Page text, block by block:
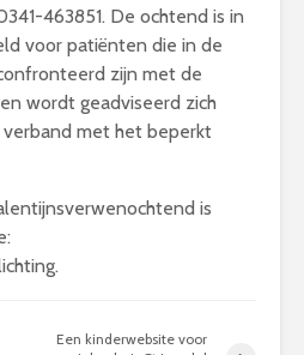
463851. De ochtend is in
voor patiënten die in de
zijn met de
wordt geadviseerd zich
met het beperkt
is
Een kinderwebsite voor